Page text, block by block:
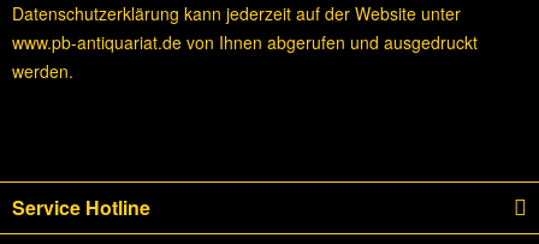
Datenschutzerklärung kann jederzeit auf der Website unter
www.pb-antiquariat.de von Ihnen abgerufen und ausgedruckt
werden.
Service Hotline